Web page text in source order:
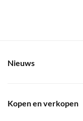
Nieuws
Kopen en verkopen